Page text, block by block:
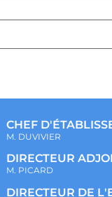
CHEF
M. DUVIVIER
DIRECTEUR
M. PICARD
DIRECTEUR DE